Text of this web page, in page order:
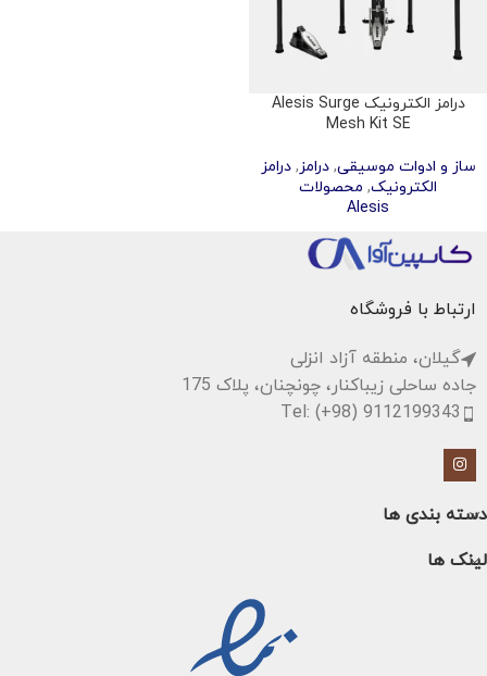
درامز الکترونیک Alesis Surge
Mesh Kit SE
ساز و ادوات موسیقی,درامز,درامز
الکترونیک, محصولات
Alesis
ارتباط با فروشگاه
گیلان، منطقه آزاد انزلی
جاده ساحلی زیباکنار، چونچنان، پلاک 175
Tel: (+98) 9112199343
دسته بندی ها
لینک ها